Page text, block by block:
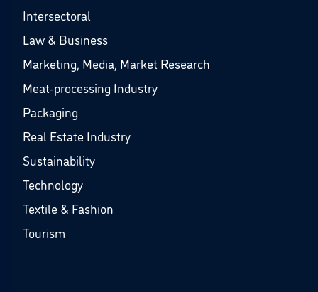
Intersectoral
Law & Business
Marketing, Media, Market Research
Meat-processing Industry
Packaging
Real Estate Industry
Sustainability
Technology
Textile & Fashion
Tourism